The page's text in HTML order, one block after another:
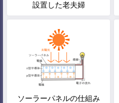
設置した老夫婦
ソーラーパネルの仕組み